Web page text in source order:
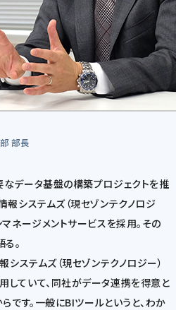
部長
データ基盤の構築プロジェクトを推
報システムズ（現セゾンテクノロジ
ネージメントサービスを採用。その
。
システムズ（現セゾンテクノロジー）
ていて、同社がデータ連携を得意と
です。一般にBIツールというと、わか